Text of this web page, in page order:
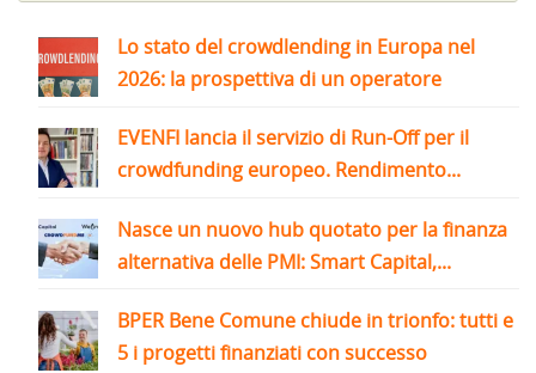
Lo stato del crowdlending in Europa nel
2026: la prospettiva di un operatore
EVENFI lancia il servizio di Run-Off per il
crowdfunding europeo. Rendimento...
Nasce un nuovo hub quotato per la finanza
alternativa delle PMI: Smart Capital,...
BPER Bene Comune chiude in trionfo: tutti e
5 i progetti finanziati con successo